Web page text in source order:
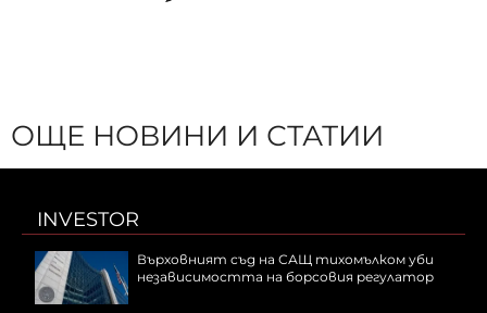
ОЩЕ НОВИНИ И СТАТИИ
INVESTOR
Върховният съд на САЩ тихомълком уби
независимостта на борсовия регулатор